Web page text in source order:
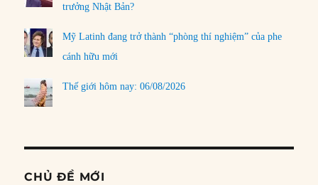
trưởng Nhật Bản?
Mỹ Latinh đang trở thành “phòng thí nghiệm” của phe
cánh hữu mới
Thế giới hôm nay: 06/08/2026
CHỦ ĐỀ MỚI